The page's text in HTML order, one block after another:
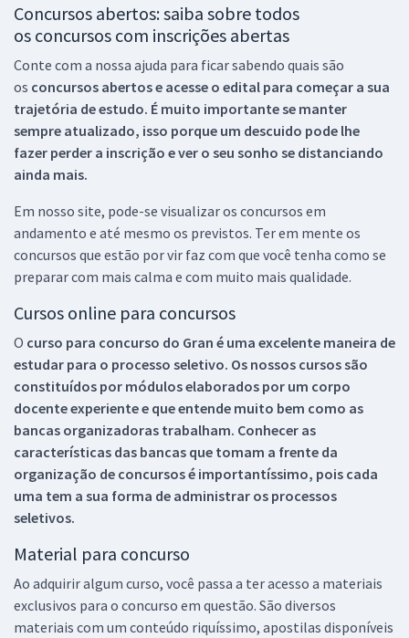
Concursos abertos: saiba sobre todos
os concursos com inscrições abertas
Conte com a nossa ajuda para ficar sabendo quais são
os concursos abertos e acesse o edital para começar a sua
trajetória de estudo. É muito importante se manter
sempre atualizado, isso porque um descuido pode lhe
fazer perder a inscrição e ver o seu sonho se distanciando
ainda mais.
Em nosso site, pode-se visualizar os concursos em
andamento e até mesmo os previstos. Ter em mente os
concursos que estão por vir faz com que você tenha como se
preparar com mais calma e com muito mais qualidade.
Cursos online para concursos
O curso para concurso do Gran é uma excelente maneira de
estudar para o processo seletivo. Os nossos cursos são
constituídos por módulos elaborados por um corpo
docente experiente e que entende muito bem como as
bancas organizadoras trabalham. Conhecer as
características das bancas que tomam a frente da
organização de concursos é importantíssimo, pois cada
uma tem a sua forma de administrar os processos
seletivos.
Material para concurso
Ao adquirir algum curso, você passa a ter acesso a materiais
exclusivos para o concurso em questão. São diversos
materiais com um conteúdo riquíssimo, apostilas disponíveis